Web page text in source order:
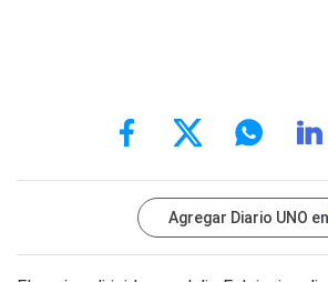
Agregar Diario UNO en